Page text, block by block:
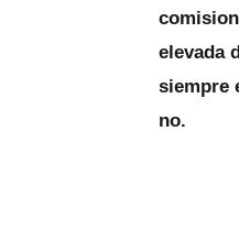
elevada
siempre
no.